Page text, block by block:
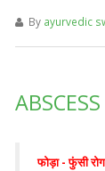
By ayurvedic
फोड़ा - फुंसी रोग